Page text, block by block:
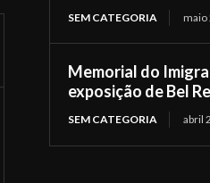
SEM CATEGORIA maio
Memorial do
exposição de Bel
SEM CATEGORIA abril